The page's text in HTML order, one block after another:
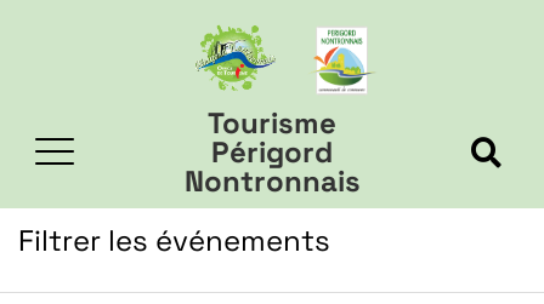
Tourisme
Périgord
Nontronnais
Filtrer les événements